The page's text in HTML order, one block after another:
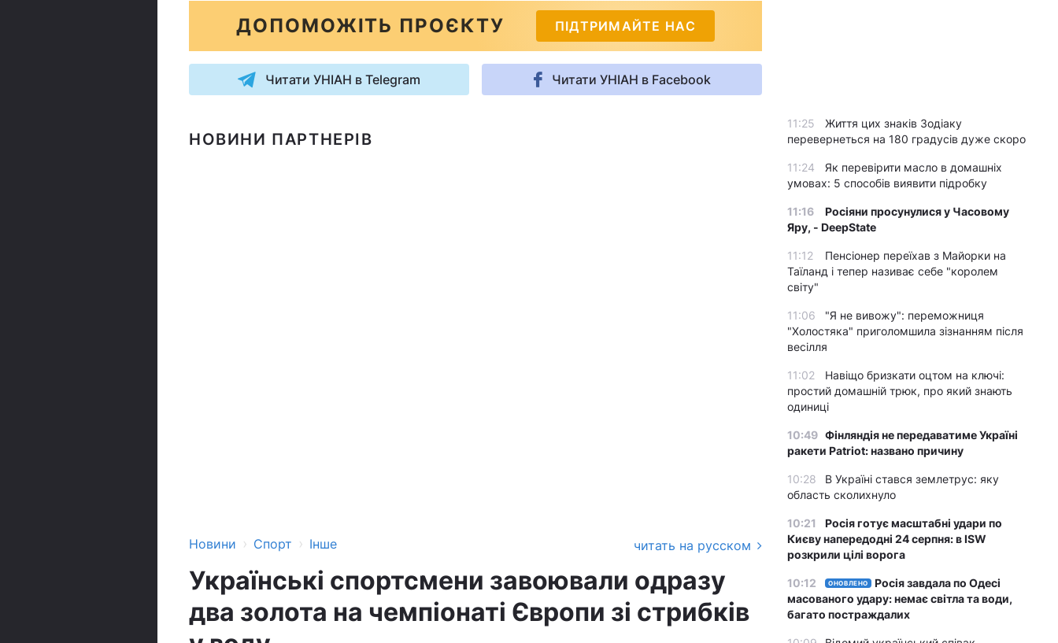
ДОПОМОЖІТЬ ПРОЄКТУ ПІДТРИМАЙТЕ НАС
Читати УНІАН в Telegram Читати УНІАН в Facebook
НОВИНИ ПАРТНЕРІВ
Новини › Спорт › Інше читать на русском
Українські спортсмени завоювали одразу
два золота на чемпіонаті Європи зі стрибків
11:25
Життя цих знаків Зодіаку
перевернеться на 180 градусів дуже скоро
11:24
Як перевірити масло в домашніх
умовах: 5 способів виявити підробку
11:16
Росіяни просунулися у Часовому
Яру, - DeepState
11:12
Пенсіонер переїхав з Майорки на
Таїланд і тепер називає себе "королем
світу"
11:06
"Я не вивожу": переможниця
"Холостяка" приголомшила зізнанням після
весілля
11:02
Навіщо бризкати оцтом на ключі:
простий домашній трюк, про який знають
одиниці
10:49 Фінляндія не передаватиме Україні
ракети Patriot: названо причину
10:28
В Україні стався землетрус: яку
область сколихнуло
10:21
Росія готує масштабні удари по
Києву напередодні 24 серпня: в ISW
розкрили цілі ворога
10:12 ОНОВЛЕНО
Росія завдала по Одесі
масованого удару: немає світла та води,
багато постраждалих